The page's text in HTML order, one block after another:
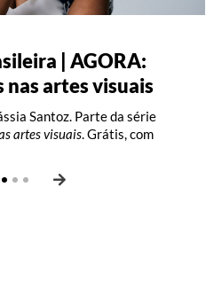
| AGORA:
artes visuais
Santoz. Parte da série
artes visuais. Grátis, com
– Turma A
Vagas limitadas.
(2026)
Vagas limitadas.